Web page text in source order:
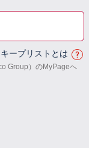
キープリストとは
Group）のMyPageへ